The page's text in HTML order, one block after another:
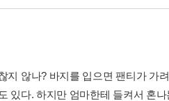
않나? 바지를 입으면 팬티가 가
있다. 하지만 엄마한테 들켜서 혼